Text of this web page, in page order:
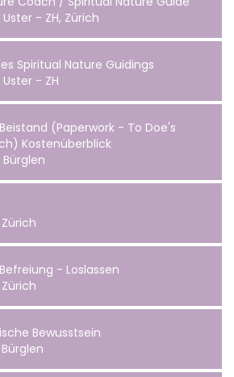
- ZH, Zürich
Spiritual Nature Guidings
Uster - ZH
(Paperwork - To Doe's
Kostenüberblick
Bürglen
- Loslassen
Bewusstsein